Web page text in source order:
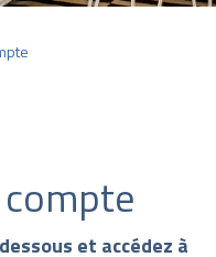
et accédez à